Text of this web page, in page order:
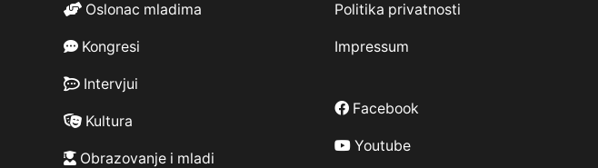
Oslonac mladima
Kongresi
Intervjui
Kultura
Obrazovanje i mladi
Politika privatnosti
Impressum
Facebook
Youtube